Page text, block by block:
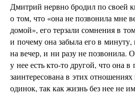
Дмитрий нервно бродил по своей
о том, что «она не позвонила мне
домой», его терзали сомнения в
и почему она забыла его в минуту,
на вечер, и ни разу не позвонила.
у нее есть кто-то другой, что она
заинтересована в этих отношениях
одинок, так как жизнь без нее не